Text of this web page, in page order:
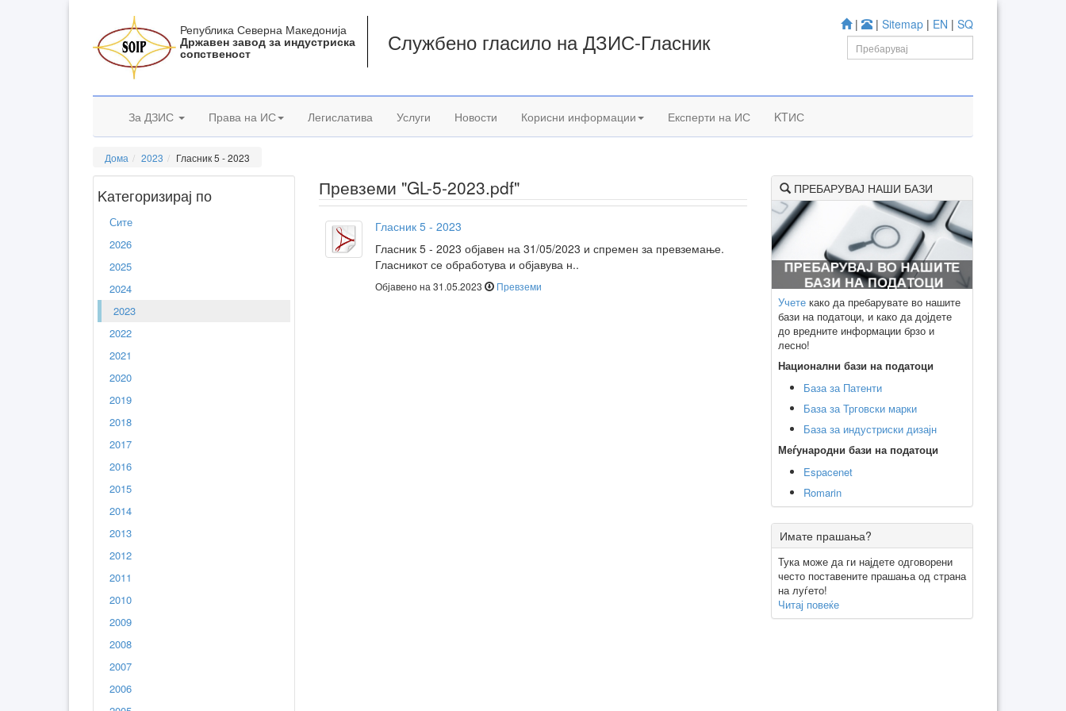
| | Sitemap | EN | SQ
Република Северна Македонија
Државен завод за индустриска
сопственост Службено гласило на ДЗИС-Гласник
За ДЗИС Права на ИС Легислатива Услуги Новости Корисни информации Експерти на ИС KTИС
Дома 2023 Гласник 5 - 2023
Kатегоризирај по
Сите
2026
2025
2024
2023
2022
2021
2020
2019
2018
2017
2016
2015
2014
2013
2012
2011
2010
2009
2008
2007
2006
Превземи "GL-5-2023.pdf"
Гласник 5 - 2023
Гласник 5 - 2023 објавен на 31/05/2023 и спремен за превземање.
Гласникот се обработува и објавува н..
Објавено на 31.05.2023 Превземи
ПРЕБАРУВАЈ НАШИ БАЗИ
Учете како да пребарувате во нашите
бази на податоци, и како да дојдете
до вредните информации брзо и
лесно!
Национални бази на податоци
База за Патенти
База за Трговски марки
База за индустриски дизајн
Меѓународни бази на податоци
Espacenet
Romarin
Имате прашања?
Тука може да ги најдете одговорени
често поставените прашања од страна
на луѓето!
Читај повеќе